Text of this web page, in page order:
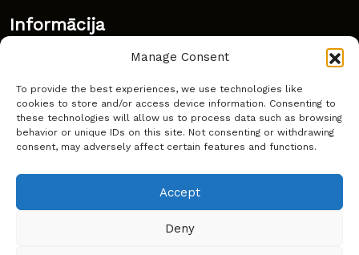
Manage Consent
To provide the best experiences, we use technologies like
cookies to store and/or access device information. Consenting to
these technologies will allow us to process data such as browsing
behavior or unique IDs on this site. Not consenting or withdrawing
consent, may adversely affect certain features and functions.
Accept
Deny
Informācija
Bieži uzdoti jautājumi
Kur pirkt?
Sīkdatņu politika